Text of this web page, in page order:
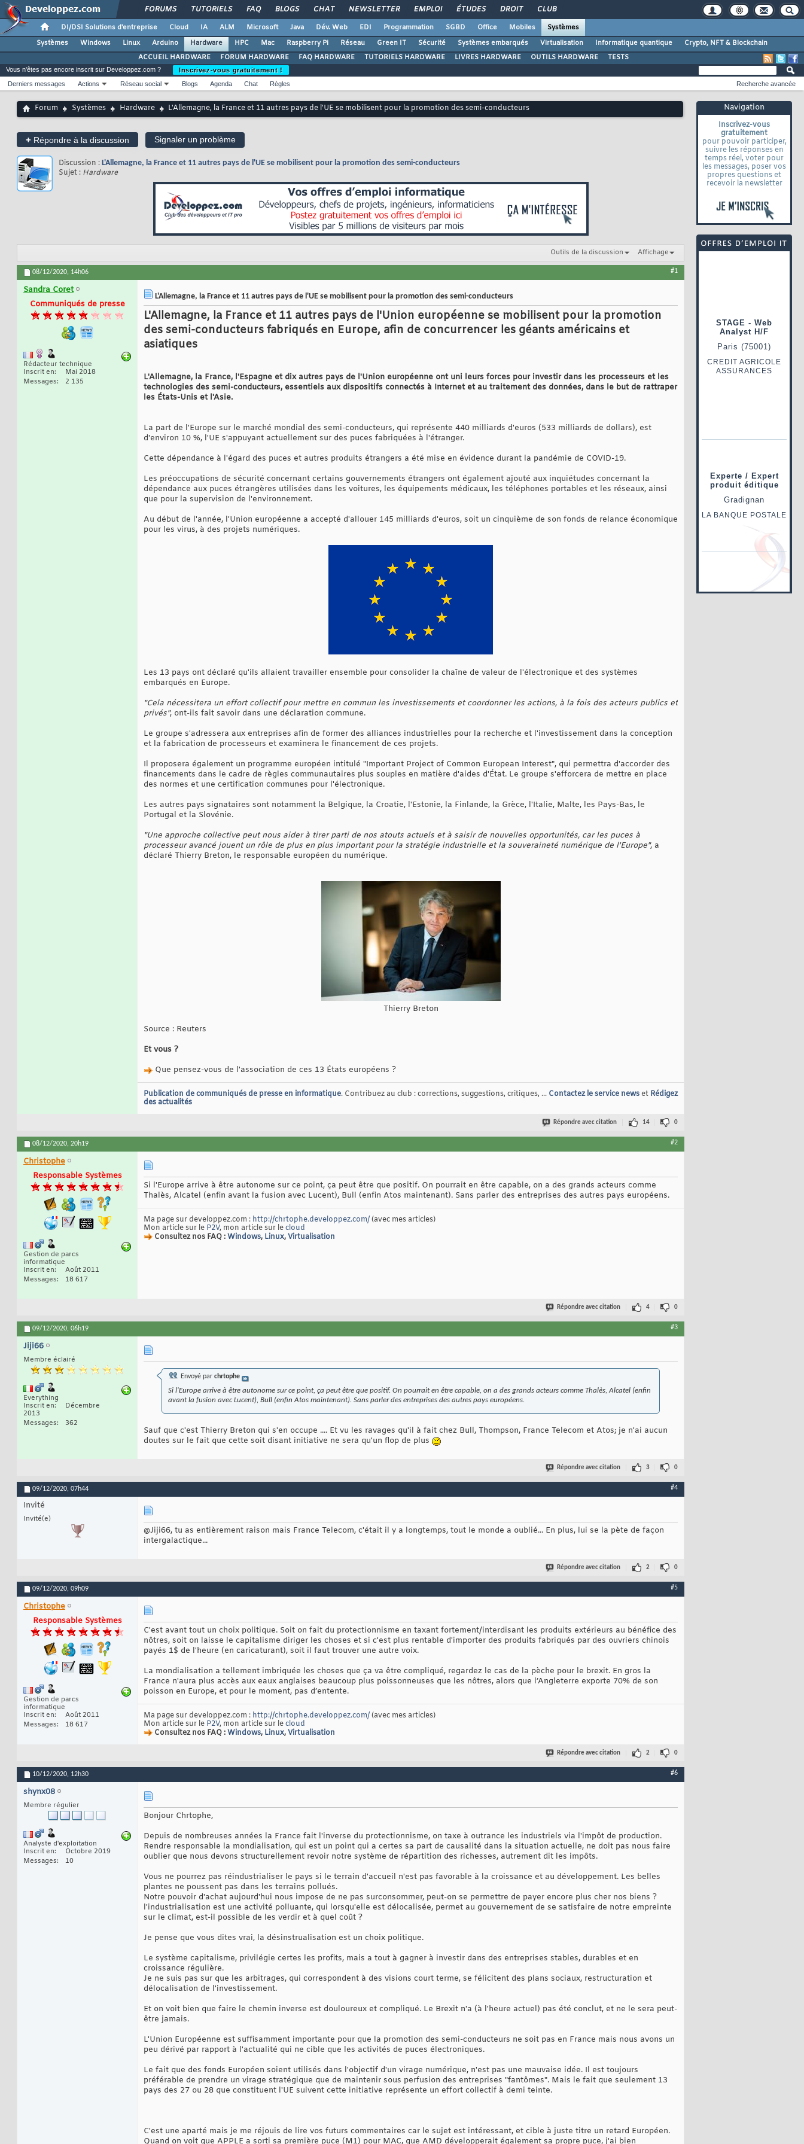
FORUMS TUTORIELS FAQ BLOGS CHAT NEWSLETTER EMPLOI ÉTUDES DROIT CLUB
DI/DSI Solutions d'entreprise Cloud IA ALM Microsoft Java Dév. Web EDI Programmation SGBD Office Mobiles
Systèmes
Systèmes
Windows Linux Arduino Hardware HPC Mac Raspberry Pi Réseau Green IT Sécurité Systèmes embarqués Virtualisation Informatique quantique
Crypto, NFT & Blockchain
ACCUEIL HARDWARE
FORUM HARDWARE FAQ HARDWARE TUTORIELS HARDWARE LIVRES HARDWARE OUTILS HARDWARE TESTS
Navigation
Inscrivez-vous
gratuitement
pour pouvoir participer,
suivre les réponses en
temps réel, voter pour
les messages, poser vos
propres questions et
recevoir la newsletter
Vous n'êtes pas encore inscrit sur Developpez.com ?
Inscrivez-vous gratuitement !
Derniers messages
Actions Réseau social Blogs Agenda Chat Règles Recherche avancée
Forum Systèmes Hardware L'Allemagne, la France et 11 autres pays de l'UE se mobilisent pour la promotion des semi-conducteurs
+ Répondre à la discussion Signaler un problème
Discussion : L'Allemagne, la France et 11 autres pays de l'UE se mobilisent pour la promotion des semi-conducteurs
Sujet : Hardware
Outils de la discussion Affichage
08/12/2020, 14h06 #1
Sandra Coret
Communiqués de presse
Rédacteur technique
Inscrit en
Mai 2018
Messages
2 135
L'Allemagne, la France et 11 autres pays de l'UE se mobilisent pour la promotion des semi-conducteurs
L'Allemagne, la France et 11 autres pays de l'Union européenne se mobilisent pour la promotion
des semi-conducteurs fabriqués en Europe, afin de concurrencer les géants américains et
asiatiques
L'Allemagne, la France, l'Espagne et dix autres pays de l'Union européenne ont uni leurs forces pour investir dans les processeurs et les
technologies des semi-conducteurs, essentiels aux dispositifs connectés à Internet et au traitement des données, dans le but de rattraper
les États-Unis et l'Asie.
La part de l'Europe sur le marché mondial des semi-conducteurs, qui représente 440 milliards d'euros (533 milliards de dollars), est
d'environ 10 %, l'UE s'appuyant actuellement sur des puces fabriquées à l'étranger.
Cette dépendance à l'égard des puces et autres produits étrangers a été mise en évidence durant la pandémie de COVID-19.
Les préoccupations de sécurité concernant certains gouvernements étrangers ont également ajouté aux inquiétudes concernant la
dépendance aux puces étrangères utilisées dans les voitures, les équipements médicaux, les téléphones portables et les réseaux, ainsi
que pour la supervision de l'environnement.
Au début de l'année, l'Union européenne a accepté d'allouer 145 milliards d'euros, soit un cinquième de son fonds de relance économique
pour les virus, à des projets numériques.
Les 13 pays ont déclaré qu'ils allaient travailler ensemble pour consolider la chaîne de valeur de l'électronique et des systèmes
embarqués en Europe.
"Cela nécessitera un effort collectif pour mettre en commun les investissements et coordonner les actions, à la fois des acteurs publics et
privés", ont-ils fait savoir dans une déclaration commune.
Le groupe s'adressera aux entreprises afin de former des alliances industrielles pour la recherche et l'investissement dans la conception
et la fabrication de processeurs et examinera le financement de ces projets.
Il proposera également un programme européen intitulé "Important Project of Common European Interest", qui permettra d'accorder des
financements dans le cadre de règles communautaires plus souples en matière d'aides d'État. Le groupe s'efforcera de mettre en place
des normes et une certification communes pour l'électronique.
Les autres pays signataires sont notamment la Belgique, la Croatie, l'Estonie, la Finlande, la Grèce, l'Italie, Malte, les Pays-Bas, le
Portugal et la Slovénie.
"Une approche collective peut nous aider à tirer parti de nos atouts actuels et à saisir de nouvelles opportunités, car les puces à
processeur avancé jouent un rôle de plus en plus important pour la stratégie industrielle et la souveraineté numérique de l'Europe", a
déclaré Thierry Breton, le responsable européen du numérique.
Thierry Breton
Source : Reuters
Et vous ?
Que pensez-vous de l'association de ces 13 États européens ?
Publication de communiqués de presse en informatique. Contribuez au club : corrections, suggestions, critiques, ... Contactez le service newset Rédigez
des actualités
Répondre avec citation 14 0
08/12/2020, 20h19 #2
Christophe
Responsable Systèmes
Gestion de parcs
informatique
Inscrit en
Août 2011
Messages
18 617
Si l'Europe arrive à être autonome sur ce point, ça peut être que positif. On pourrait en être capable, on a des grands acteurs comme
Thalès, Alcatel (enfin avant la fusion avec Lucent), Bull (enfin Atos maintenant). Sans parler des entreprises des autres pays européens.
Ma page sur developpez.com : http://chrtophe.developpez.com/(avec mes articles)
Mon article sur le P2V, mon article sur lecloud
Consultez nos FAQ :Windows, Linux,Virtualisation
Répondre avec citation 4 0
09/12/2020, 06h19 #3
Jiji66
Membre éclairé
Everything
Inscrit en
Décembre
2013
Messages
362
Envoyé par chrtophe
Si l'Europe arrive à être autonome sur ce point, ça peut être que positif. On pourrait en être capable, on a des grands acteurs comme Thalès, Alcatel (enfin
avant la fusion avec Lucent), Bull (enfin Atos maintenant). Sans parler des entreprises des autres pays européens.
Sauf que c'est Thierry Breton qui s'en occupe .... Et vu les ravages qu'il à fait chez Bull, Thompson, France Telecom et Atos; je n'ai aucun
doutes sur le fait que cette soit disant initiative ne sera qu'un flop de plus
Répondre avec citation 3 0
09/12/2020, 07h44 #4
Invité
Invité(e)
@Jiji66, tu as entièrement raison mais France Telecom, c'était il y a longtemps, tout le monde a oublié... En plus, lui se la pète de façon
intergalactique...
Répondre avec citation 2 0
09/12/2020, 09h09 #5
Christophe
Responsable Systèmes
Gestion de parcs
informatique
Inscrit en
Août 2011
Messages
18 617
C'est avant tout un choix politique. Soit on fait du protectionnisme en taxant fortement/interdisant les produits extérieurs au bénéfice des
nôtres, soit on laisse le capitalisme diriger les choses et si c'est plus rentable d'importer des produits fabriqués par des ouvriers chinois
payés 1$ de l'heure (en caricaturant), soit il faut trouver une autre voix.
La mondialisation a tellement imbriquée les choses que ça va être compliqué, regardez le cas de la pèche pour le brexit. En gros la
France n'aura plus accès aux eaux anglaises beaucoup plus poissonneuses que les nôtres, alors que l’Angleterre exporte 70% de son
poisson en Europe, et pour le moment, pas d’entente.
Ma page sur developpez.com : http://chrtophe.developpez.com/(avec mes articles)
Mon article sur le P2V, mon article sur lecloud
Consultez nos FAQ :Windows, Linux,Virtualisation
Répondre avec citation 2 0
10/12/2020, 12h30 #6
shynx08
Membre régulier
Analyste d'exploitation
Inscrit en
Octobre 2019
Messages
10
Bonjour Chrtophe,
Depuis de nombreuses années la France fait l'inverse du protectionnisme, on taxe à outrance les industriels via l'impôt de production.
Rendre responsable la mondialisation, qui est un point qui a certes sa part de causalité dans la situation actuelle, ne doit pas nous faire
oublier que nous devons structurellement revoir notre système de répartition des richesses, autrement dit les impôts.
Vous ne pourrez pas réindustrialiser le pays si le terrain d'accueil n'est pas favorable à la croissance et au développement. Les belles
plantes ne poussent pas dans les terrains pollués.
Notre pouvoir d'achat aujourd'hui nous impose de ne pas surconsommer, peut-on se permettre de payer encore plus cher nos biens ?
l'industrialisation est une activité polluante, qui lorsqu'elle est délocalisée, permet au gouvernement de se satisfaire de notre empreinte
sur le climat, est-il possible de les verdir et à quel coût ?
Je pense que vous dites vrai, la désinstrualisation est un choix politique.
Le système capitalisme, privilégie certes les profits, mais a tout à gagner à investir dans des entreprises stables, durables et en
croissance régulière.
Je ne suis pas sur que les arbitrages, qui correspondent à des visions court terme, se félicitent des plans sociaux, restructuration et
délocalisation de l'investissement.
Et on voit bien que faire le chemin inverse est douloureux et compliqué. Le Brexit n'a (à l'heure actuel) pas été conclut, et ne le sera peut-
être jamais.
L'Union Européenne est suffisamment importante pour que la promotion des semi-conducteurs ne soit pas en France mais nous avons un
peu dérivé par rapport à l'actualité qui ne cible que les activités de puces électroniques.
Le fait que des fonds Européen soient utilisés dans l'objectif d'un virage numérique, n'est pas une mauvaise idée. Il est toujours
préférable de prendre un virage stratégique que de maintenir sous perfusion des entreprises "fantômes". Mais le fait que seulement 13
pays des 27 ou 28 que constituent l'UE suivent cette initiative représente un effort collectif à demi teinte.
C'est une aparté mais je me réjouis de lire vos futurs commentaires car le sujet est intéressant, et cible à juste titre un retard Européen.
Quand on voit que APPLE a sorti sa première puce (M1) pour MAC, que AMD développerait également sa propre puce, j'ai bien